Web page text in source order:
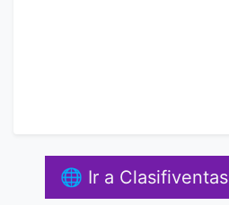
🌐 Ir a Clasifiventas